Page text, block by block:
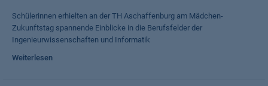
Schülerinnen erhielten an der TH Aschaffenburg am Mädchen-
Zukunftstag spannende Einblicke in die Berufsfelder der
Ingenieurwissenschaften und Informatik
Weiterlesen